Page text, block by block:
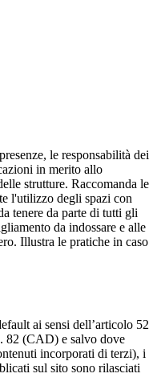
le responsabilità dei
in merito allo
strutture. Raccomanda le
l'utilizzo degli spazi con
tenere da parte di tutti gli
da indossare e alle
Illustra le pratiche in caso
ai sensi dell’articolo 52
82 (CAD) e salvo dove
incorporati di terzi), i
sul sito sono rilasciati